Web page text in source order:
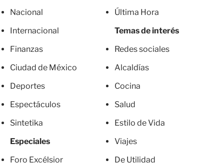
Nacional
Internacional
Finanzas
Ciudad de México
Deportes
Espectáculos
Sintetika
Especiales
Foro Excélsior
Última Hora
Temas de interés
Redes sociales
Alcaldías
Cocina
Salud
Estilo de Vida
Viajes
De Utilidad